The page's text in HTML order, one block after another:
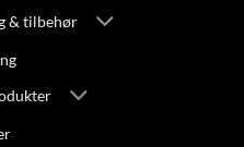
& tilbehør